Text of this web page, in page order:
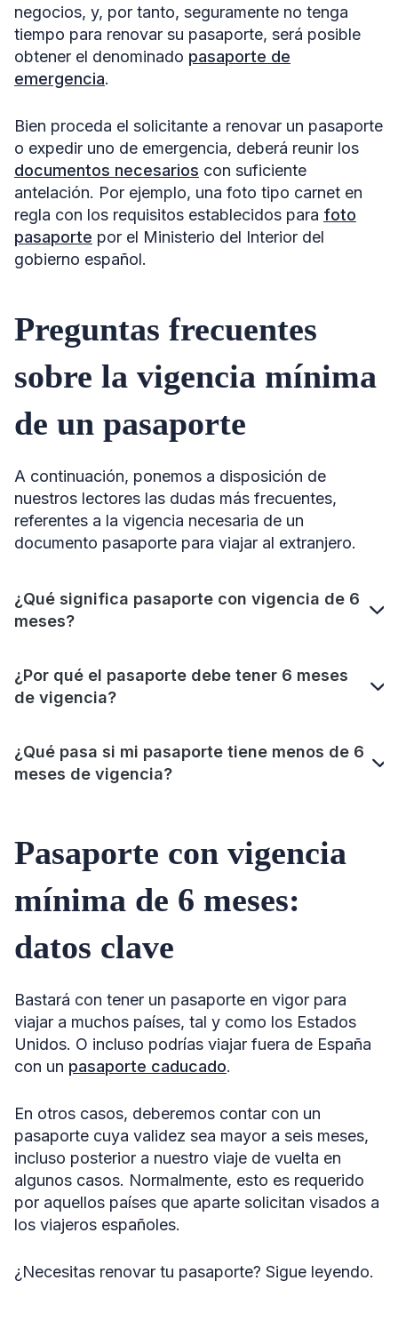
negocios, y, por tanto, seguramente no tenga
tiempo para renovar su pasaporte, será posible
obtener el denominado pasaporte de
emergencia.
Bien proceda el solicitante a renovar un pasaporte
o expedir uno de emergencia, deberá reunir los
documentos necesarios con suficiente
antelación. Por ejemplo, una foto tipo carnet en
regla con los requisitos establecidos para foto
pasaporte por el Ministerio del Interior del
gobierno español.
Preguntas frecuentes
sobre la vigencia mínima
de un pasaporte
A continuación, ponemos a disposición de
nuestros lectores las dudas más frecuentes,
referentes a la vigencia necesaria de un
documento pasaporte para viajar al extranjero.
¿Qué significa pasaporte con vigencia de 6
meses?
¿Por qué el pasaporte debe tener 6 meses
de vigencia?
¿Qué pasa si mi pasaporte tiene menos de 6
meses de vigencia?
Pasaporte con vigencia
mínima de 6 meses:
datos clave
Bastará con tener un pasaporte en vigor para
viajar a muchos países, tal y como los Estados
Unidos. O incluso podrías viajar fuera de España
con un pasaporte caducado.
En otros casos, deberemos contar con un
pasaporte cuya validez sea mayor a seis meses,
incluso posterior a nuestro viaje de vuelta en
algunos casos. Normalmente, esto es requerido
por aquellos países que aparte solicitan visados a
los viajeros españoles.
¿Necesitas renovar tu pasaporte? Sigue leyendo.